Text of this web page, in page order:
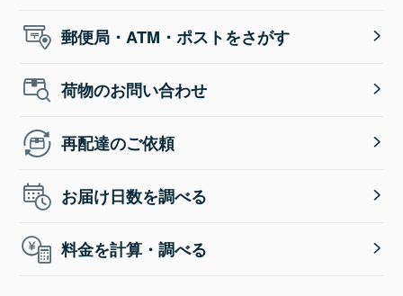
郵便局・ATM・ポストをさがす
荷物のお問い合わせ
再配達のご依頼
お届け日数を調べる
料金を計算・調べる